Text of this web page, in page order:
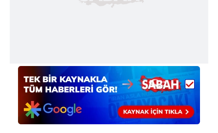
sınırlı olarak açık rızanız dahilinde kullanılacaktır.
Çerezlere ilişkin tercihlerinizi aşağıda yer alan panel
vasıtasıyla belirleyebilirsiniz. Çerezlere ilişkin detaylı bilgi
için Ayarlar butonuna tıklayabilir,Çerez Bilgilendirme